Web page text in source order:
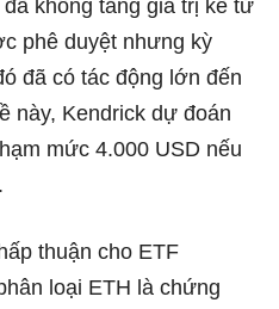
không tăng giá trị kể từ
phê duyệt nhưng kỳ
đã có tác động lớn đến
này, Kendrick dự đoán
mức 4.000 USD nếu
thuận cho ETF
loại ETH là chứng